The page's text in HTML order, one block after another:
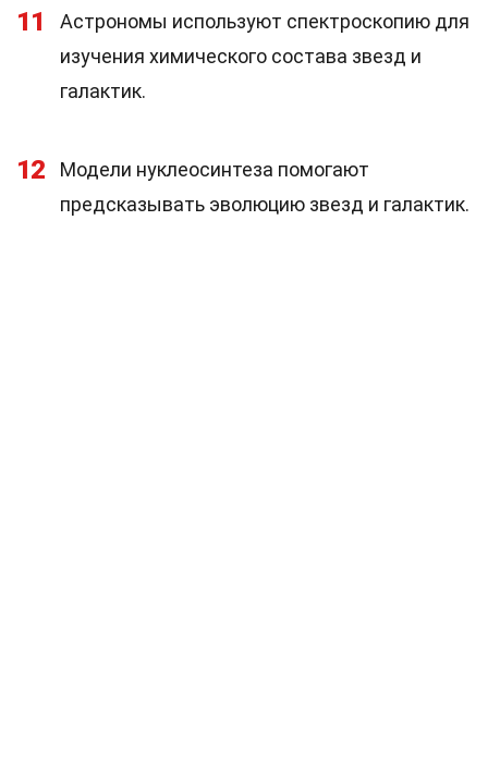
11
Астрономы используют спектроскопию для
изучения химического состава звезд и
галактик.
12
Модели нуклеосинтеза помогают
предсказывать эволюцию звезд и галактик.